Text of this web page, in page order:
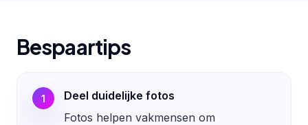
Bespaartips
1
Deel duidelijke fotos
Fotos helpen vakmensen om